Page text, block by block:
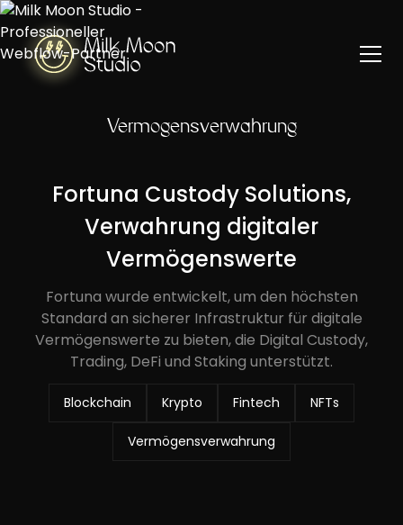
Vermögensverwahrung
Fortuna Custody Solutions,
Verwahrung digitaler
Vermögenswerte
Fortuna wurde entwickelt, um den höchsten
Standard an sicherer Infrastruktur für digitale
Vermögenswerte zu bieten, die Digital Custody,
Trading, DeFi und Staking unterstützt.
Blockchain Krypto Fintech NFTs
Vermögensverwahrung